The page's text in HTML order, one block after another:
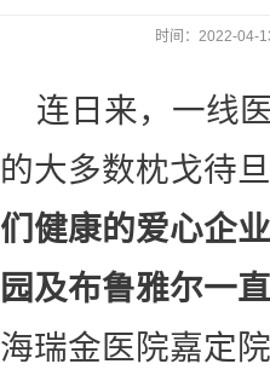
时间：2022-
连日来，一线
的大多数枕戈待
们健康的爱心企业
园及布鲁雅尔一
海瑞金医院嘉定